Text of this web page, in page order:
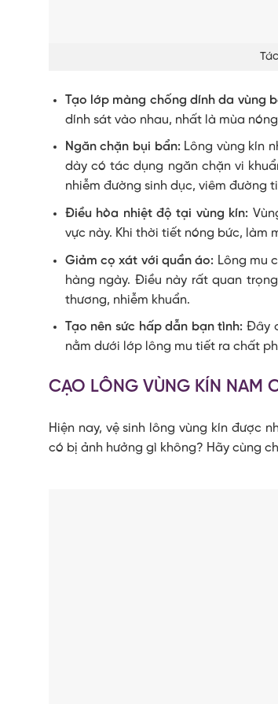
Tạo lớp màng chống dính da vùng
dính sát vào nhau, nhất là mùa
Ngăn chặn bụi bẩn:Lông vùng kín
dày có tác dụng ngăn chặn vi
nhiễm đường sinh dục, viêm đường
Điều hòa nhiệt độ tại vùng kín:
vực này. Khi thời tiết nóng bức, làm
Giảm cọ xát với quần áo: Lông mu
hàng ngày. Điều này rất quan
thương, nhiễm khuẩn.
Tạo nên sức hấp dẫn bạn tình: Đây
nằm dưới lớp lông mu tiết ra chất
CẠO LÔNG VÙNG KÍN NAM
Hiện nay, vệ sinh lông vùng kín được
có bị ảnh hưởng gì không? Hãy cùng